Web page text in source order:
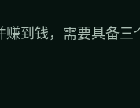
到钱，需要具备三